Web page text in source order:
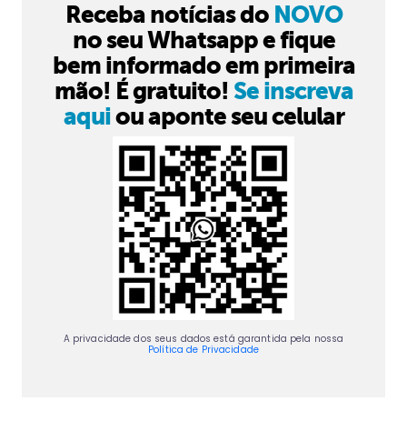
Receba notícias do NOVO
no seu Whatsapp e fique
bem informado em primeira
mão! É gratuito! Se inscreva
aquiou aponte seu celular
A privacidade dos seus dados está garantida pela nossa
Política de Privacidade